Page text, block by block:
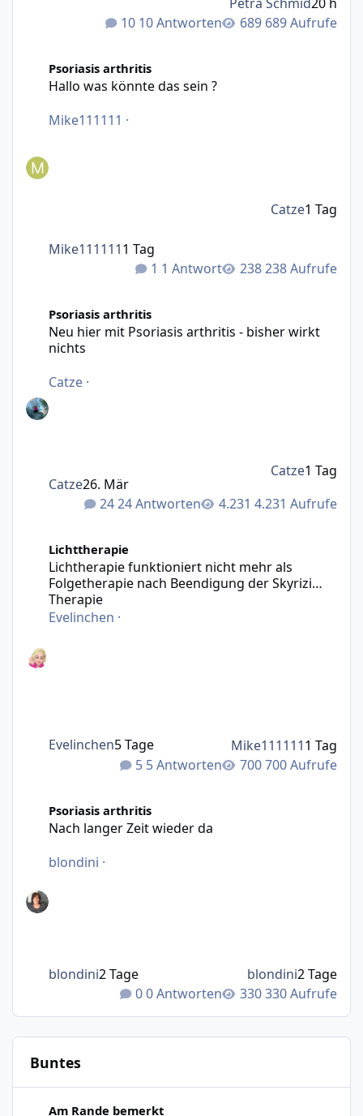
10 Antworten 689 Aufrufe
Psoriasis arthritis
Hallo was könnte das sein ?
Mike111111 ·
1 Antwort 238 Aufrufe
Mike1111111 Tag
Catze1 Tag
Psoriasis arthritis
Neu hier mit Psoriasis arthritis - bisher wirkt
nichts
Catze ·
24 Antworten 4.231 Aufrufe
Catze26. Mär
Catze1 Tag
Lichttherapie
Lichtherapie funktioniert nicht mehr als
Folgetherapie nach Beendigung der Skyrizi
Therapie
Evelinchen ·
5 Antworten 700 Aufrufe
Evelinchen5 Tage Mike1111111 Tag
Psoriasis arthritis
Nach langer Zeit wieder da
blondini ·
0 Antworten 330 Aufrufe
blondini2 Tage blondini2 Tage
Buntes
Am Rande bemerkt